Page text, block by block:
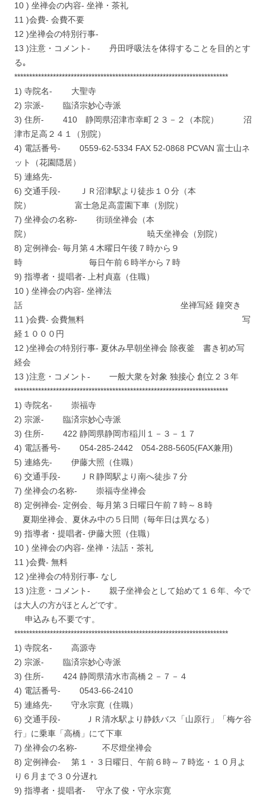
10 ) 坐禅会の内容- 坐禅・茶礼
11 )会費- 会費不要
12 )坐禅会の特別行事-
13 )注意・コメント- 丹田呼吸法を体得することを目的とす
る｡
************************************************************************
1) 寺院名- 大聖寺
2) 宗派- 臨済宗妙心寺派
3) 住所- 410 静岡県沼津市幸町２３－２（本院） 沼
津市足高２４１（別院）
4) 電話番号- 0559-62-5334 FAX 52-0868 PCVAN 富士山ネ
ット（花園隠居）
5) 連絡先-
6) 交通手段- ＪＲ沼津駅より徒歩１０分（本
院） 富士急足高霊園下車（別院）
7) 坐禅会の名称- 街頭坐禅会（本
院） 暁天坐禅会（別院）
8) 定例禅会- 毎月第４木曜日午後７時から９
時 毎日午前６時半から７時
9) 指導者・提唱者- 上村貞嘉（住職）
10 ) 坐禅会の内容- 坐禅法
話 坐禅写経 鐘突き
11 )会費- 会費無料 写
経１０００円
12 )坐禅会の特別行事- 夏休み早朝坐禅会 除夜釜 書き初め写
経会
13 )注意・コメント- 一般大衆を対象 独接心 創立２３年
************************************************************************
1) 寺院名- 崇福寺
2) 宗派- 臨済宗妙心寺派
3) 住所- 422 静岡県静岡市稲川１－３－１７
4) 電話番号- 054-285-2442 054-288-5605(FAX兼用)
5) 連絡先- 伊藤大照（住職）
6) 交通手段- ＪＲ静岡駅より南へ徒歩７分
7) 坐禅会の名称- 崇福寺坐禅会
8) 定例禅会- 定例会、毎月第３日曜日午前７時～８時
夏期坐禅会、夏休み中の５日間（毎年日は異なる）
9) 指導者・提唱者- 伊藤大照（住職）
10 ) 坐禅会の内容- 坐禅・法話・茶礼
11 )会費- 無料
12 )坐禅会の特別行事- なし
13 )注意・コメント- 親子坐禅会として始めて１６年、今で
は大人の方がほとんどです。
申込みも不要です。
************************************************************************
1) 寺院名- 高源寺
2) 宗派- 臨済宗妙心寺派
3) 住所- 424 静岡県清水市高橋２－７－４
4) 電話番号- 0543-66-2410
5) 連絡先- 守永宗寛（住職）
6) 交通手段- ＪＲ清水駅より静鉄バス「山原行」「梅ケ谷
行」に乗車「高橋」にて下車
7) 坐禅会の名称- 不尽燈坐禅会
8) 定例禅会- 第１・３日曜日、午前６時～７時迄・１０月よ
り６月まで３０分遅れ
9) 指導者・提唱者- 守永了俊・守永宗寛